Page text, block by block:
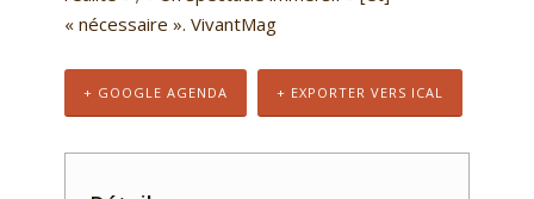
« nécessaire ». VivantMag
+ GOOGLE AGENDA + EXPORTER VERS ICAL